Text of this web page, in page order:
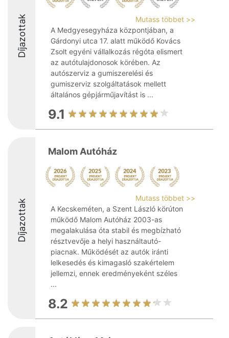
Díjazottak
Mutass többet >>
A Medgyesegyháza központjában, a
Gárdonyi utca 17. alatt működő Kovács
Zsolt egyéni vállalkozás régóta elismert
az autótulajdonosok körében. Az
autószerviz a gumiszerelési és
gumiszerviz szolgáltatások mellett
általános gépjárműjavítást is ...
9.1
Díjazottak
Malom Autóház
Mutass többet >>
A Kecskeméten, a Szent László körúton
működő Malom Autóház 2003-as
megalakulása óta stabil és megbízható
résztvevője a helyi használtautó-
piacnak. Működését az autók iránti
lelkesedés és kimagasló szakértelem
jellemzi, ennek eredményeként széles
...
8.2